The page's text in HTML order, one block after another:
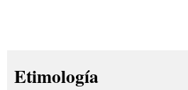
Etimología